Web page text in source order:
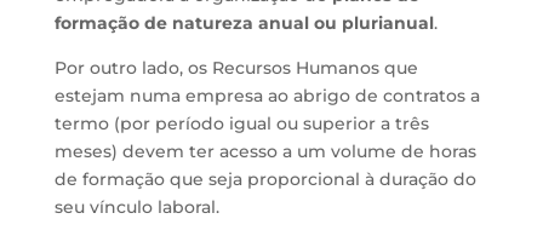
formação de natureza anual ou plurianual.
Por outro lado, os Recursos Humanos que
estejam numa empresa ao abrigo de contratos a
termo (por período igual ou superior a três
meses) devem ter acesso a um volume de horas
de formação que seja proporcional à duração do
seu vínculo laboral.